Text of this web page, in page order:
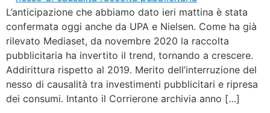
L’anticipazione che abbiamo dato ieri mattina è stata
confermata oggi anche da UPA e Nielsen. Come ha già
rilevato Mediaset, da novembre 2020 la raccolta
pubblicitaria ha invertito il trend, tornando a crescere.
Addirittura rispetto al 2019. Merito dell’interruzione del
nesso di causalità tra investimenti pubblicitari e ripresa
dei consumi. Intanto il Corrierone archivia anno […]